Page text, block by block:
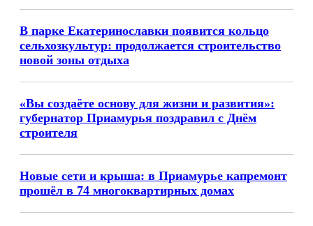
В парке Екатеринославки появится кольцо
сельхозкультур: продолжается строительство
новой зоны отдыха
«Вы создаёте основу для жизни и развития»:
губернатор Приамурья поздравил с Днём
строителя
Новые сети и крыша: в Приамурье капремонт
прошёл в 74 многоквартирных домах